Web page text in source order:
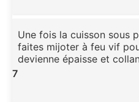
7
Une fois la cuisson sous
faites mijoter à feu vif
devienne épaisse et